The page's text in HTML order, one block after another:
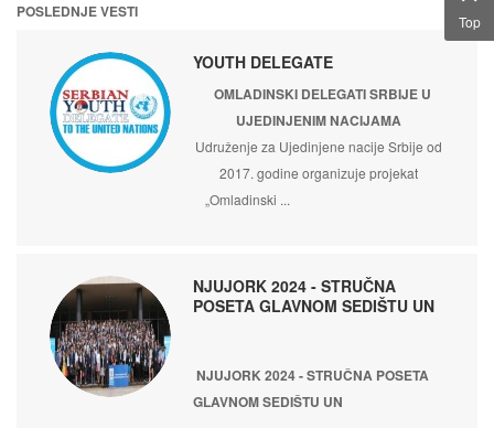
POSLEDNJE VESTI
YOUTH DELEGATE
OMLADINSKI DELEGATI SRBIJE U
UJEDINJENIM NACIJAMA
Udruženje za Ujedinjene nacije Srbije od
2017. godine organizuje projekat
„Omladinski ...
NJUJORK 2024 - STRUČNA
POSETA GLAVNOM SEDIŠTU UN
NJUJORK 2024 - STRUČNA POSETA
GLAVNOM SEDIŠTU UN
Top